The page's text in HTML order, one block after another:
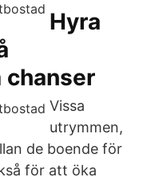
Hyra
chanser
Vissa
utrymmen,
de boende för
för att öka